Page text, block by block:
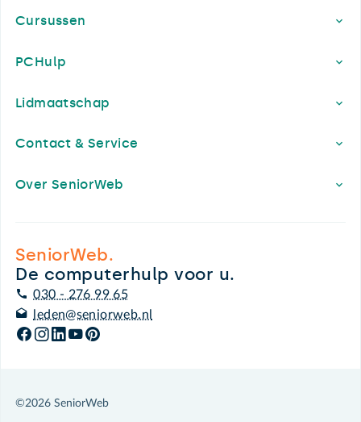
Cursussen
PCHulp
Lidmaatschap
Contact & Service
Over SeniorWeb
SeniorWeb.
De computerhulp voor u.
030 - 276 99 65
leden@seniorweb.nl
©2026 SeniorWeb